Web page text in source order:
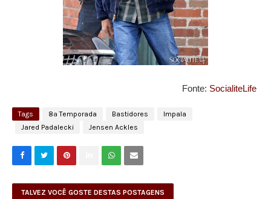
Fonte: SocialiteLife
Tags 8ª Temporada Bastidores
Impala
Jared Padalecki
Jensen Ackles
TALVEZ VOCÊ GOSTE DESTAS POSTAGENS